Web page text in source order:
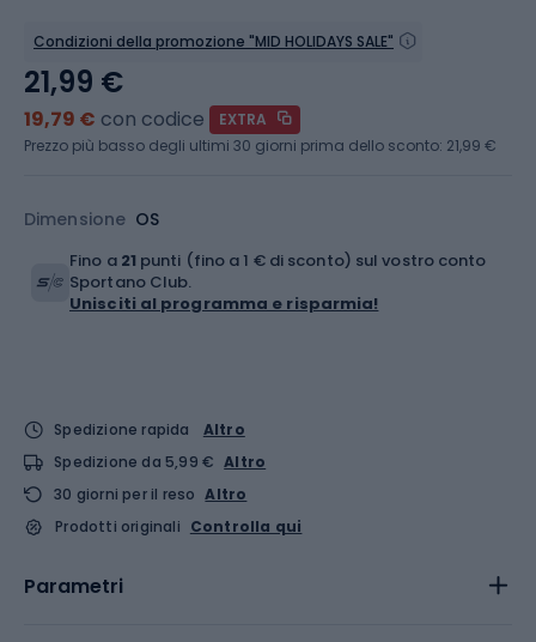
Condizioni della promozione "MID HOLIDAYS SALE"
Dimensione OS
21,99 €
19,79 € con codice
EXTRA
Prezzo più basso degli ultimi 30 giorni prima dello sconto: 21,99 €
Fino a 21 punti (fino a 1 € di sconto) sul vostro conto
Sportano Club.
Unisciti al programma e risparmia!
Spedizione rapida
Altro
Spedizione da 5,99 € Altro
30 giorni per il reso Altro
Prodotti originali Controlla qui
Parametri